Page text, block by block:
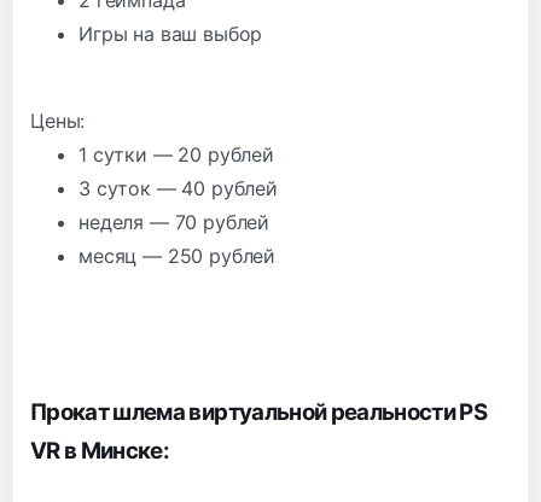
Игры на ваш выбор
Цены:
1 сутки — 20 рублей
3 суток — 40 рублей
неделя — 70 рублей
месяц — 250 рублей
Прокат шлема виртуальной реальности PS
VR в Минске: